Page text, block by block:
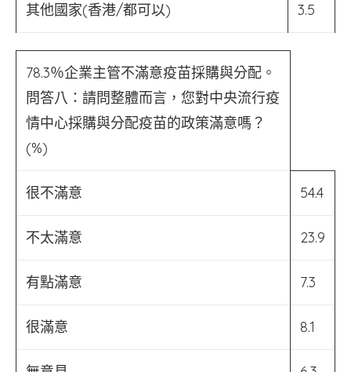
其他國家(香港/都可以) 3.5
78.3％企業主管不滿意疫苗採購與分配。
問答八：請問整體而言，您對中央流行疫
情中心採購與分配疫苗的政策滿意嗎？
(%)
很不滿意 54.4
不太滿意 23.9
有點滿意 7.3
很滿意 8.1